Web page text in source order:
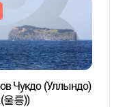
Чукдо (Уллындо)
울릉))